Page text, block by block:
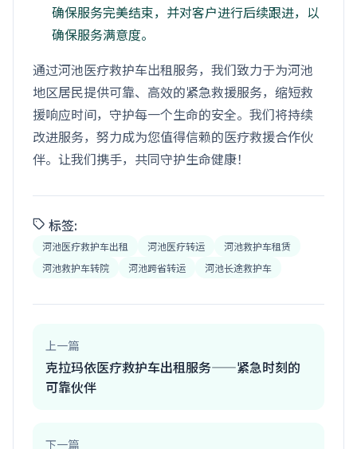
确保服务完美结束，并对客户进行后续跟进，以
确保服务满意度。
通过河池医疗救护车出租服务，我们致力于为河池
地区居民提供可靠、高效的紧急救援服务，缩短救
援响应时间，守护每一个生命的安全。我们将持续
改进服务，努力成为您值得信赖的医疗救援合作伙
伴。让我们携手，共同守护生命健康！
标签:
河池医疗救护车出租 河池医疗转运
河池救护车租赁
河池救护车转院
河池跨省转运 河池长途救护车
上一篇
克拉玛依医疗救护车出租服务——紧急时刻的
可靠伙伴
下一篇